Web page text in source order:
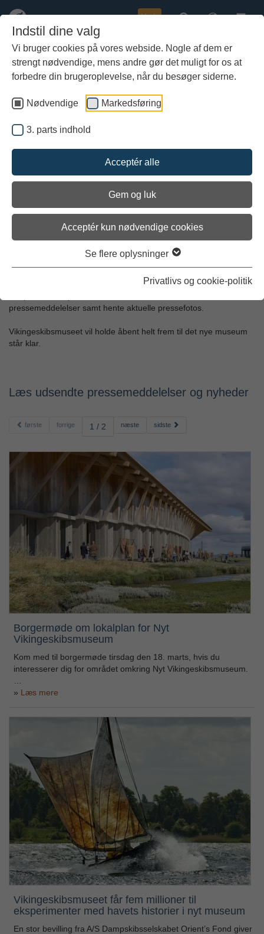
Indstil dine valg
Vi bruger cookies på vores webside. Nogle af dem er
strengt nødvendige, mens andre gør det muligt for os at
forbedre din brugeroplevelse, når du besøger siderne.
Nødvendige Markedsføring
3. parts indhold
Acceptér alle
Gem og luk
Acceptér kun nødvendige cookies
Se flere oplysninger
Privatlivs og cookie-politik
indhold
Køb
Læs pressemeddelelser og hent
pressefotos
Over de kommende år opføres et Nyt Vikingeskibsmuseum, og
pressemeddelelser samt hente aktuelle pressefotos.
Vikingeskibsmuseet vil holde åbent helt frem til det nye museum
står klar.
Læs udsendte pressemeddelelser og nyheder
første forrige 1 / 2 næste sidste
Borgermøde om lokalplan for Nyt
Vikingeskibsmuseum
Kom med til borgermøde tirsdag den 18. marts, hvis du
interesserer dig for området omkring Nyt Vikingeskibsmuseum.
…
Læs mere
Vikingeskibsmuseet får fem millioner til
eksperimenter med havets historier i nyt museum
En stor bevilling fra A/S Dampskibsselskabet Orient’s Fond giver